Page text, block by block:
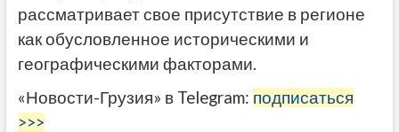
рассматривает свое присутствие в регионе
как обусловленное историческими и
географическими факторами.
«Новости-Грузия» в Telegram: подписаться
>>>